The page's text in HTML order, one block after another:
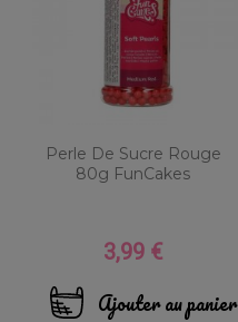
Perle De Sucre Rouge
80g FunCakes
Prix
3,99 €
Ajouter au panier